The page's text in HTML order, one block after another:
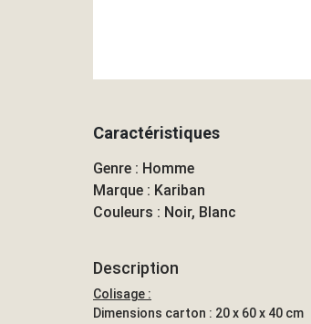
Caractéristiques
Genre : Homme
Marque : Kariban
Couleurs : Noir, Blanc
Description
Colisage :
Dimensions carton : 20 x 60 x 40 cm